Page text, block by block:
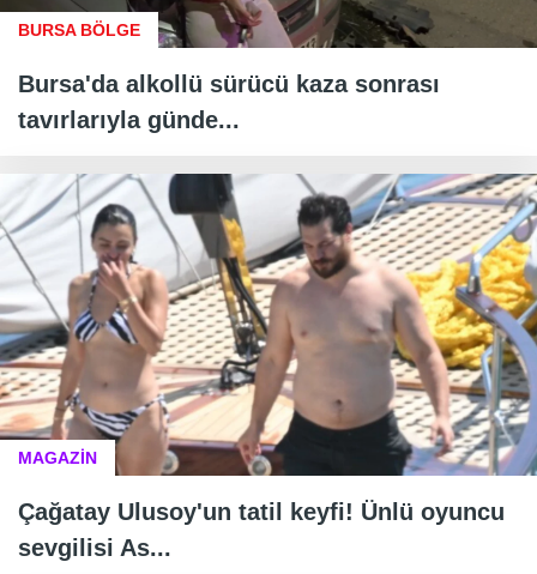
BURSA BÖLGE
Bursa'da alkollü sürücü kaza sonrası
tavırlarıyla günde...
MAGAZİN
Çağatay Ulusoy'un tatil keyfi! Ünlü oyuncu
sevgilisi As...